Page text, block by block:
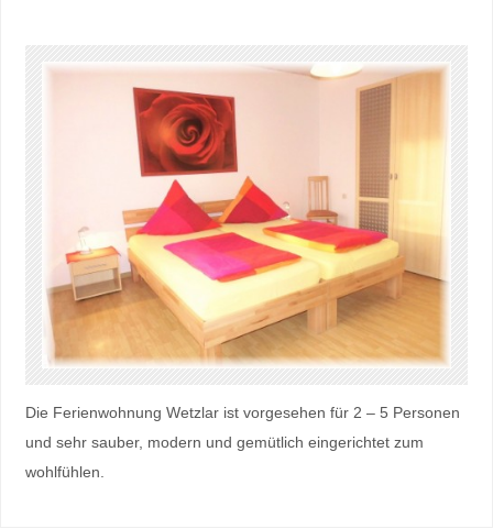
Die Ferienwohnung Wetzlar ist vorgesehen für 2 – 5 Personen
und sehr sauber, modern und gemütlich eingerichtet zum
wohlfühlen.